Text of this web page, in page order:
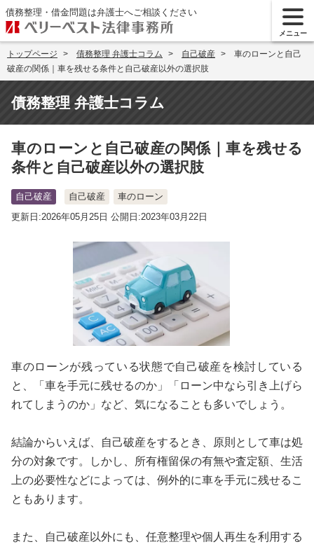
債務整理・借金問題は弁護士へご相談ください
メニュー
トップページ 債務整理 弁護士コラム 自己破産
車のローンと自己
破産の関係｜車を残せる条件と自己破産以外の選択肢
債務整理 弁護士コラム
車のローンと自己破産の関係｜車を残せる
条件と自己破産以外の選択肢
自己破産 自己破産
車のローン
更新日:2026年05月25日 公開日:2023年03月22日
車のローンが残っている状態で自己破産を検討している
と、「車を手元に残せるのか」「ローン中なら引き上げら
れてしまうのか」など、気になることも多いでしょう。
結論からいえば、自己破産をするとき、原則として車は処
分の対象です。しかし、所有権留保の有無や査定額、生活
上の必要性などによっては、例外的に車を手元に残せるこ
ともあります。
また、自己破産以外にも、任意整理や個人再生を利用する